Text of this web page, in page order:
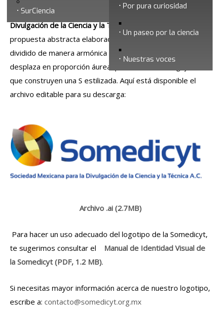
Por pura curiosidad
Un paseo por la ciencia
Nuestras voces
SurCiencia
El logotipo oficial de la
Sociedad Mexicana para la
Divulgación de la Ciencia y la Técnica
propuesta abstracta elaborada a partir de un círculo
dividido de manera armónica por otro círculo que se
desplaza en proporción áurea, para obtener los “gajos”
que construyen una S estilizada. Aquí está disponible el
archivo editable para su descarga:
Archivo .ai (2.7MB)
Para hacer un uso adecuado del logotipo de la Somedicyt,
te sugerimos consultar el Manual de Identidad Visual de
la Somedicyt (PDF, 1.2 MB).
Si necesitas mayor información acerca de nuestro logotipo,
escribe a: contacto@somedicyt.org.mx